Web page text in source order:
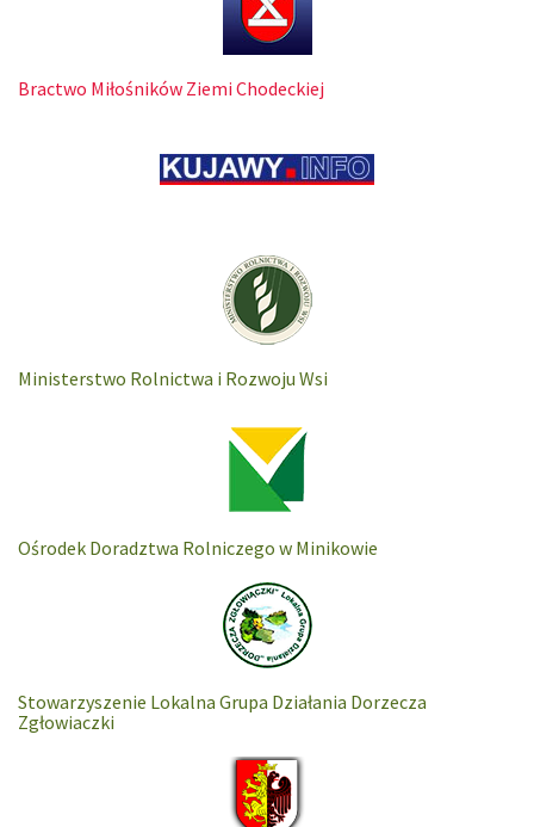
Bractwo Miłośników Ziemi Chodeckiej
Ministerstwo Rolnictwa i Rozwoju Wsi
Ośrodek Doradztwa Rolniczego w Minikowie
Stowarzyszenie Lokalna Grupa Działania Dorzecza
Zgłowiaczki